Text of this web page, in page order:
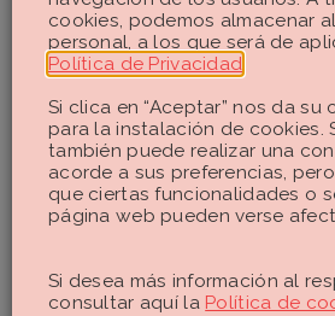
cookies, podemos almacenar
personal, a los que será de
Política de Privacidad
Si clica en “Aceptar” nos da su
para la instalación de cookies.
también puede realizar una
acorde a sus preferencias,
que ciertas funcionalidades o
página web pueden verse
Si desea más información al
consultar aquí la Política de